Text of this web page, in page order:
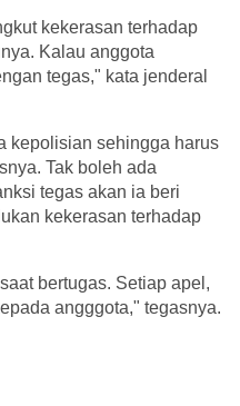
kekerasan terhadap
Kalau anggota
tegas," kata jenderal
kepolisian sehingga harus
Tak boleh ada
tegas akan ia beri
kekerasan terhadap
bertugas. Setiap apel,
angggota," tegasnya.